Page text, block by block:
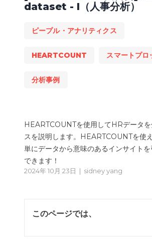
dataset - I（人事分析）
ピープル・アナリティクス
HEARTCOUNT スマートプロ
分析事例
HEARTCOUNTを使用してHRデータ
スを説明します。HEARTCOUNTを使
単にデータから意味のあるインサイト
できます！
2024年 10月 23日 | sidney yang
このページでは、